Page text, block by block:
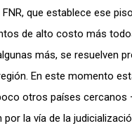
que establece ese
de alto costo más
más, se resuelven
En este momento
otros países
la vía de la